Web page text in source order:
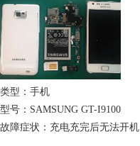
类型：手机
型号：SAMSUNG GT-I9100
故障症状：充电充完后无法开机